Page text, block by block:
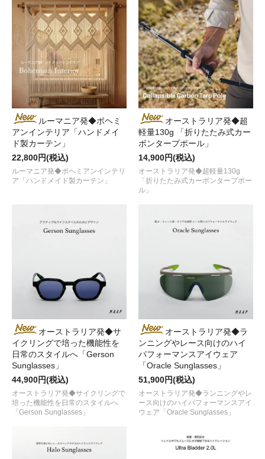
ルーマニア発◆ボヘミ
アンインテリア「ハンドメイ
ド製カーテン」
22,800円(税込)
ルーマニア発◆ボヘミアンインテリ
ア「ハンドメイド製カーテン」
オーストラリア発◆超
軽量130g 「折りたたみ式カー
ボンタープポール」
14,900円(税込)
オーストラリア発◆超軽量130g
「折りたたみ式カーボンタープポー
ル」
オーストラリア発◆サ
イクリングで培った機能性を
日常のスタイルへ「Gerson
Sunglasses」
44,900円(税込)
オーストラリア発◆サイクリングで
培った機能性を日常のスタイルへ
「Gerson Sunglasses」
オーストラリア発◆ラ
ンニングやレース向けのハイ
パフォーマンスアイウェア
「Oracle Sunglasses」
51,900円(税込)
オーストラリア発◆ランニングやレ
ース向けのハイパフォーマンスアイ
ウェア「Oracle Sunglasses」